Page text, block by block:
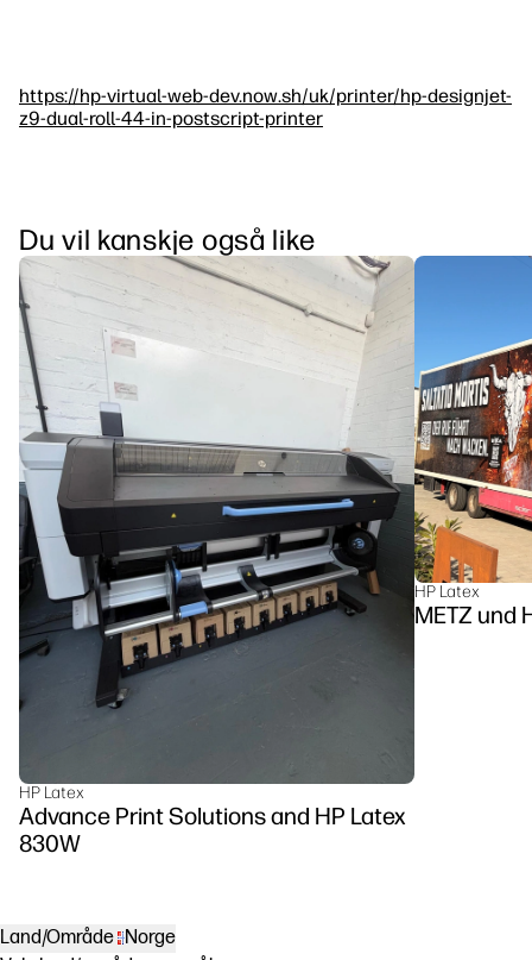
https://hp-virtual-web-dev.now.sh/uk/printer/hp-designjet-
z9-dual-roll-44-in-postscript-printer
Du vil kanskje også like
HP Latex
Advance Print Solutions and HP Latex
830W
HP Latex
METZ
Land/Område Norge